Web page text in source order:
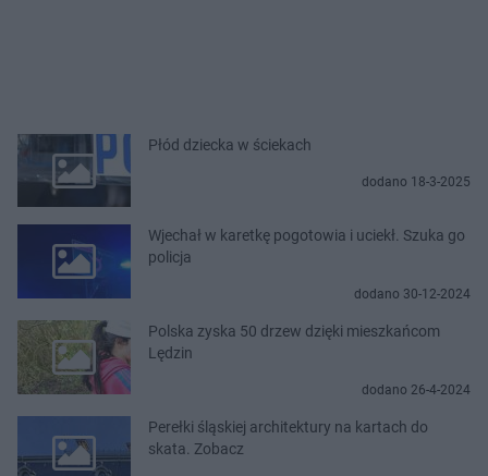
Płód dziecka w ściekach
dodano 18-3-2025
Wjechał w karetkę pogotowia i uciekł. Szuka go
policja
dodano 30-12-2024
Polska zyska 50 drzew dzięki mieszkańcom
Lędzin
dodano 26-4-2024
Perełki śląskiej architektury na kartach do
skata. Zobacz